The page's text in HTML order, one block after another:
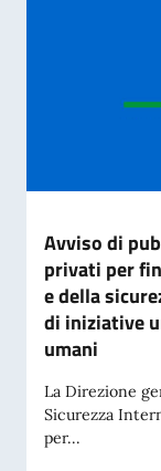
Avviso di
privati per
e della
di iniziative
umani
La Direzione
Sicurezza
per...